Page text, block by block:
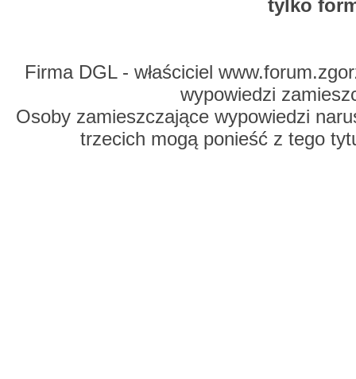
tylko
Firma DGL - właściciel
wypowiedzi
Osoby zamieszczające wypowiedzi
trzecich mogą ponieść z tego